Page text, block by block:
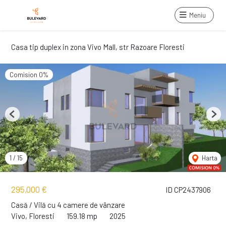
Meniu
Casa tip duplex in zona Vivo Mall, str Razoare Floresti
ID CP2437906
295,000 €
Casă / Vilă cu 4 camere de vânzare
Vivo, Floresti
159.18 mp 2025
Comision 0%
1 / 15 Harta
Previous Next